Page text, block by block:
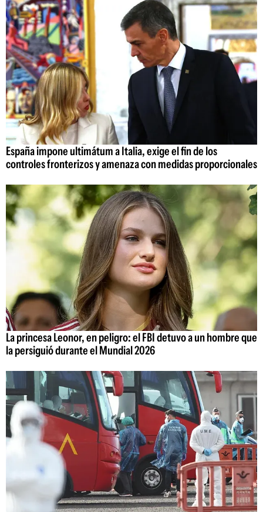
España impone ultimátum a Italia, exige el fin de los
controles fronterizos y amenaza con medidas proporcionales
La princesa Leonor, en peligro: el FBI detuvo a un hombre que
la persiguió durante el Mundial 2026